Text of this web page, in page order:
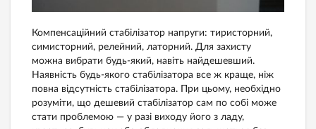
Компенсаційний стабілізатор напруги: тиристорний,
симисторний, релейний, латорний. Для захисту
можна вибрати будь-який, навіть найдешевший.
Наявність будь-якого стабілізатора все ж краще, ніж
повна відсутність стабілізатора. При цьому, необхідно
розуміти, що дешевий стабілізатор сам по собі може
стати проблемою — у разі виходу його з ладу,